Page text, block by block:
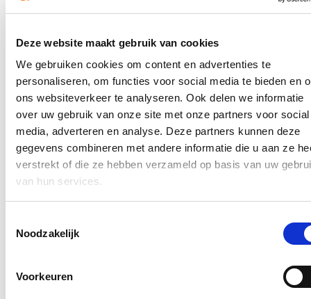
Deze website maakt gebruik van cookies
We gebruiken cookies om content en advertenties te
personaliseren, om functies voor social media te bieden en
ons websiteverkeer te analyseren. Ook delen we informatie
over uw gebruik van onze site met onze partners voor social
media, adverteren en analyse. Deze partners kunnen deze
gegevens combineren met andere informatie die u aan ze
verstrekt of die ze hebben verzameld op basis van uw
van hun services.
Noodzakelijk
Voorkeuren
blijft de auto kop van jut."
De volledige reactie van Stijn kan je lezen op de website van
In de pers
Nieuwe speeltuin in Ter Durmenpark komt er nog
dit jaar
Speelzones in de buurt zijn belangrijke ontmoetingsplaatsen voor
kinderen, ouders en buurtbewoners. Ze dragen bij aan de
dicht bij huis veilig te spelen.